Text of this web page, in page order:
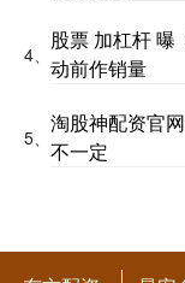
4、
股票 加杠杆 曝
动前作销量
5、
淘股神配资官
不一定